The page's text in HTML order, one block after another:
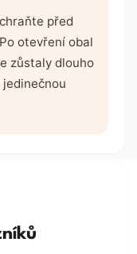
před
otevření obal
zůstaly dlouho